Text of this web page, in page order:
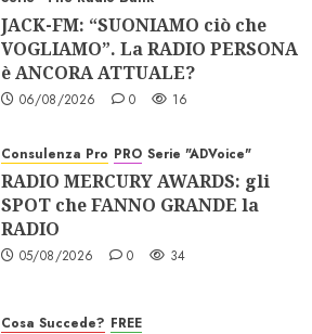
JACK-FM: “SUONIAMO ciò che
VOGLIAMO”. La RADIO PERSONA
è ANCORA ATTUALE?
06/08/2026 0 16
Consulenza Pro PRO Serie "ADVoice"
RADIO MERCURY AWARDS: gli
SPOT che FANNO GRANDE la
RADIO
05/08/2026 0 34
Cosa Succede? FREE